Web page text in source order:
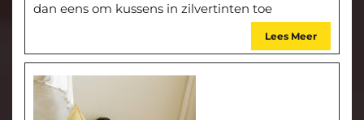
dan eens om kussens in zilvertinten toe
Lees Meer